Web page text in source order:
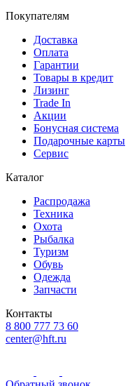
Покупателям
Доставка
Оплата
Гарантии
Товары в кредит
Лизинг
Trade In
Акции
Бонусная система
Подарочные карты
Сервис
Каталог
Распродажа
Техника
Охота
Рыбалка
Туризм
Обувь
Одежда
Запчасти
Контакты
8 800 777 73 60
center@hft.ru